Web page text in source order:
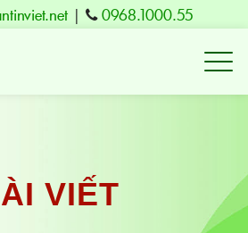
| 0968.1000.55
Kế
Phú
Yên
VIẾT